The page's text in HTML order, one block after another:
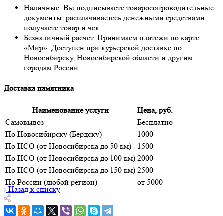
Наличные. Вы подписываете товаросопроводительные
документы, расплачиваетесь денежными средствами,
получаете товар и чек.
Безналичный расчет. Принимаем платежи по карте
«Мир». Доступен при курьерской доставке по
Новосибирску, Новосибирской области и другим
городам России.
Доставка памятника
Наименование услуги
Цена, руб.
Самовывоз
Бесплатно
По Новосибирску (Бердску)
1000
По НСО (от Новосибирска до 50 км)
1500
По НСО (от Новосибирска до 100 км) 2000
По НСО (от Новосибирска до 150 км) 2500
По России (любой регион)
от 5000
Назад к списку